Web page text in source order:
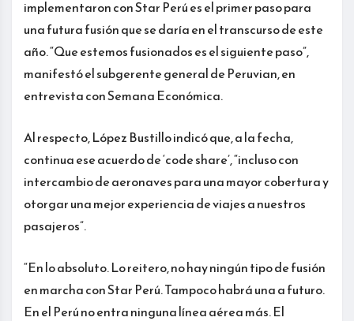
implementaron con Star Perú es el primer paso para
una futura fusión que se daría en el transcurso de este
año. “Que estemos fusionados es el siguiente paso”,
manifestó el subgerente general de Peruvian, en
entrevista con Semana Económica.
Al respecto, López Bustillo indicó que, a la fecha,
continua ese acuerdo de ‘code share’, “incluso con
intercambio de aeronaves para una mayor cobertura y
otorgar una mejor experiencia de viajes a nuestros
pasajeros”.
“En lo absoluto. Lo reitero, no hay ningún tipo de fusión
en marcha con Star Perú. Tampoco habrá una a futuro.
En el Perú no entra ninguna línea aérea más. El